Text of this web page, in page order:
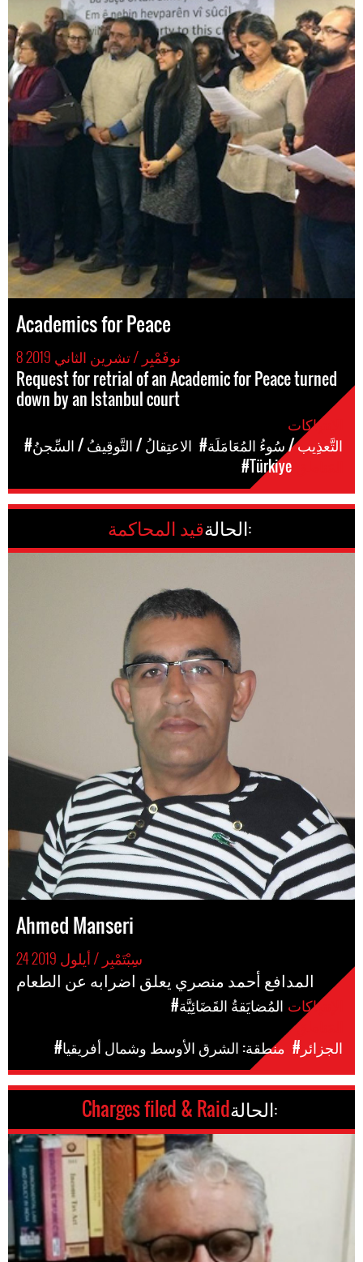
Academics for Peace
8 نوفَمْبِر / تشرين الثاني 2019
Request for retrial of an Academic for Peace turned
down by an Istanbul court
#الاعتِقالُ / التَّوقِيفُ / السِّجنُ
#التَّعذِيب / سُوءُ المُعَامَلَة
#Türkiye
الحالة: قيد المحاكمة
Ahmed Manseri
24 سِبْتَمْبِر / أيلول 2019
المدافع أحمد منصري يعلق اضرابه عن الطعام
#المُضايَقةُ القَضَائِيَّة
#منطقة: الشرق الأوسط وشمال أفريقيا
#الجزائر
الحالة: Charges filed & Raid